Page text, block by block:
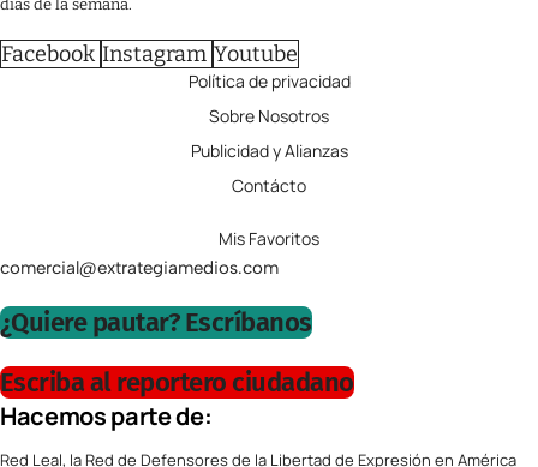
días de la semana.
Facebook Instagram Youtube
Política de privacidad
Sobre Nosotros
Publicidad y Alianzas
Contácto
Mis Favoritos
comercial@extrategiamedios.com
¿Quiere pautar? Escríbanos
Escriba al reportero ciudadano
Hacemos parte de:
Red Leal, la Red de Defensores de la Libertad de Expresión en América